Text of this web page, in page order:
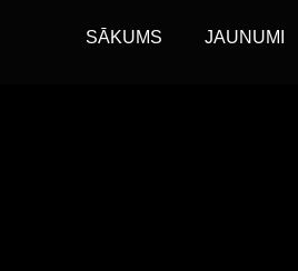
SĀKUMS JAUNUMI